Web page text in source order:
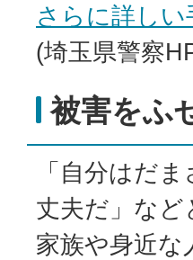
さらに詳し
(埼玉県警察
被害をふ
「自分はだ
丈夫だ」な
家族や身近な